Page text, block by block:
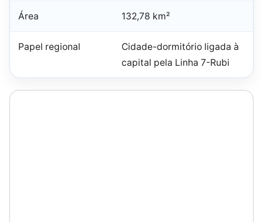
Área 132,78 km²
Papel regional
Cidade-dormitório ligada à
capital pela Linha 7-Rubi